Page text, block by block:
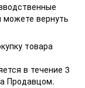
можете вернуть
товара
в течение 3
Продавцом.